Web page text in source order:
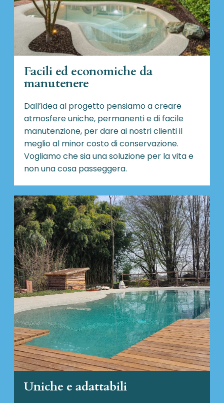
Facili ed economiche da
manutenere
Dall’idea al progetto pensiamo a creare
atmosfere uniche, permanenti e di facile
manutenzione, per dare ai nostri clienti il
meglio al minor costo di conservazione.
Vogliamo che sia una soluzione per la vita e
non una cosa passeggera.
Uniche e adattabili